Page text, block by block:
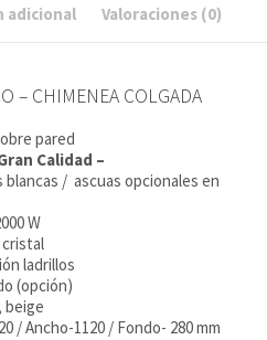
adicional Valoraciones (0)
– CHIMENEA COLGADA
pared
Calidad –
/ ascuas opcionales en
W
cristal
ladrillos
(opción)
beige
/ Ancho-1120 / Fondo- 280 mm